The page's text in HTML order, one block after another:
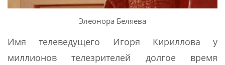
Элеонора Беляева
Имя телеведущего Игоря Кириллова у
миллионов телезрителей долгое время